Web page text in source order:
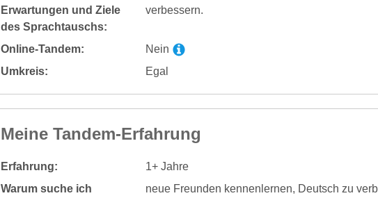
Erwartungen und Ziele
des Sprachtauschs:
verbessern.
Online-Tandem:
Nein
Umkreis:
Egal
Meine Tandem-Erfahrung
Erfahrung:
1+ Jahre
Warum suche ich
neue Freunden kennenlernen, Deutsch zu